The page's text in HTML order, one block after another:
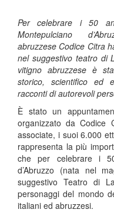
Per celebrare i 50
Montepulciano
abruzzese Codice Citra
nel suggestivo teatro di
vitigno abruzzese è
storico, scientifico ed
racconti di autorevoli
È stato un
organizzato da
associate, i suoi 6.000
rappresenta la più
che per celebrare i
d’Abruzzo (nata nel
suggestivo Teatro di
personaggi del mondo
italiani ed abruzzesi.